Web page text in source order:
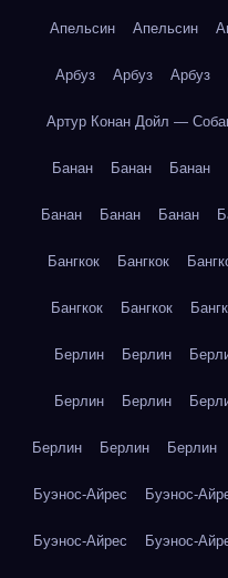
Апельсин Апельсин
Арбуз Арбуз Арбуз
Артур Конан Дойл —
Банан Банан Банан
Банан Банан Банан
Бангкок Бангкок
Бангкок Бангкок
Берлин Берлин
Берлин Берлин
Берлин Берлин Берлин
Буэнос-Айрес Буэнос-
Буэнос-Айрес Буэнос-